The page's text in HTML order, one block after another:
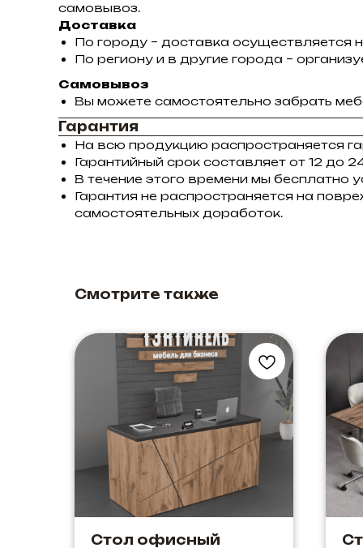
самовывоз.
Доставка
По городу – доставка осуществляется
По региону и в другие города –
Самовывоз
Вы можете самостоятельно забрать
Гарантия
На всю продукцию распространяется
Гарантийный срок составляет от 12 до
В течение этого времени мы бесплатно
Гарантия не распространяется на
самостоятельных доработок.
Смотрите также
Стол офисный